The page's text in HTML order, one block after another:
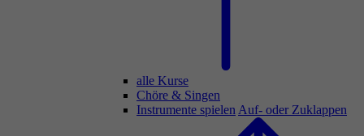
alle Kurse
Chöre & Singen
Instrumente spielen Auf- oder Zuklappen